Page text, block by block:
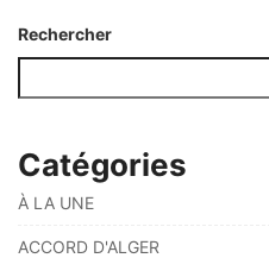
Rechercher
Catégories
À LA UNE
ACCORD D'ALGER